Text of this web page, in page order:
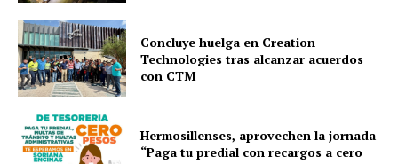
Concluye huelga en Creation
Technologies tras alcanzar acuerdos
con CTM
Hermosillenses, aprovechen la jornada
“Paga tu predial con recargos a cero